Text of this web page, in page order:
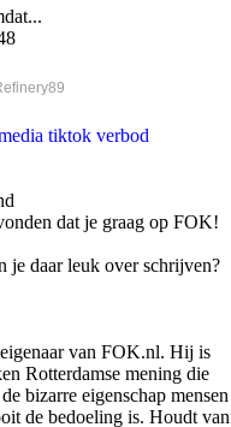
tiktok verbod
dat je graag op FOK!
je daar leuk over schrijven?
van FOK.nl. Hij is
Rotterdamse mening die
bizarre eigenschap mensen
de bedoeling is. Houdt van